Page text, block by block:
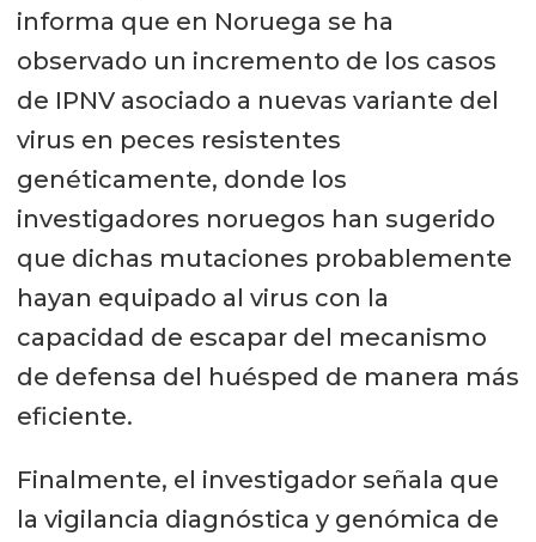
informa que en Noruega se ha
observado un incremento de los casos
de IPNV asociado a nuevas variante del
virus en peces resistentes
genéticamente, donde los
investigadores noruegos han sugerido
que dichas mutaciones probablemente
hayan equipado al virus con la
capacidad de escapar del mecanismo
de defensa del huésped de manera más
eficiente.
Finalmente, el investigador señala que
la vigilancia diagnóstica y genómica de